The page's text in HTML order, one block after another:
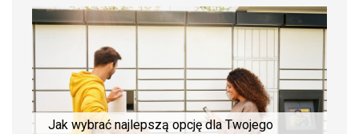
Jak wybrać najlepszą opcję dla Twojego